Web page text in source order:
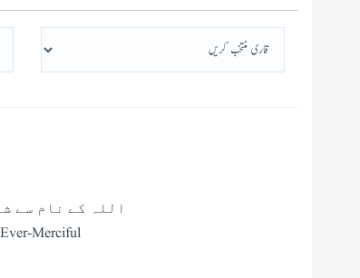
اللہ کے نام سے
Merciful